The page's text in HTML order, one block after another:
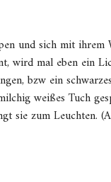
und sich mit
wird mal eben ein
bzw ein
weißes Tuch
zum Leuchten.